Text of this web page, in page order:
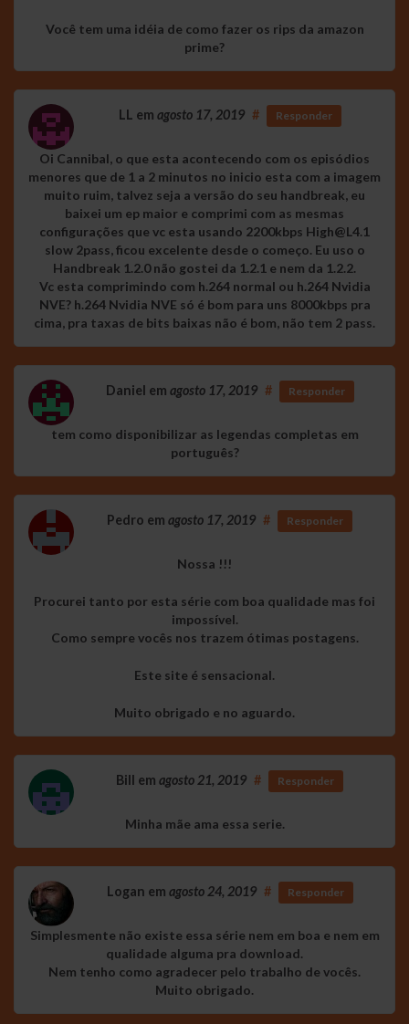
Você tem uma idéia de como fazer os rips da amazon
prime?
LL em agosto 17, 2019 # Responder
Oi Cannibal, o que esta acontecendo com os episódios
menores que de 1 a 2 minutos no inicio esta com a imagem
muito ruim, talvez seja a versão do seu handbreak, eu
baixei um ep maior e comprimi com as mesmas
configurações que vc esta usando 2200kbps High@L4.1
slow 2pass, ficou excelente desde o começo. Eu uso o
Handbreak 1.2.0 não gostei da 1.2.1 e nem da 1.2.2.
Vc esta comprimindo com h.264 normal ou h.264 Nvidia
NVE? h.264 Nvidia NVE só é bom para uns 8000kbps pra
cima, pra taxas de bits baixas não é bom, não tem 2 pass.
Daniel em agosto 17, 2019 # Responder
tem como disponibilizar as legendas completas em
português?
Pedro em agosto 17, 2019 # Responder
Nossa !!!
Procurei tanto por esta série com boa qualidade mas foi
impossível.
Como sempre vocês nos trazem ótimas postagens.
Este site é sensacional.
Muito obrigado e no aguardo.
Bill em agosto 21, 2019 # Responder
Minha mãe ama essa serie.
Logan em agosto 24, 2019 # Responder
Simplesmente não existe essa série nem em boa e nem em
qualidade alguma pra download.
Nem tenho como agradecer pelo trabalho de vocês.
Muito obrigado.